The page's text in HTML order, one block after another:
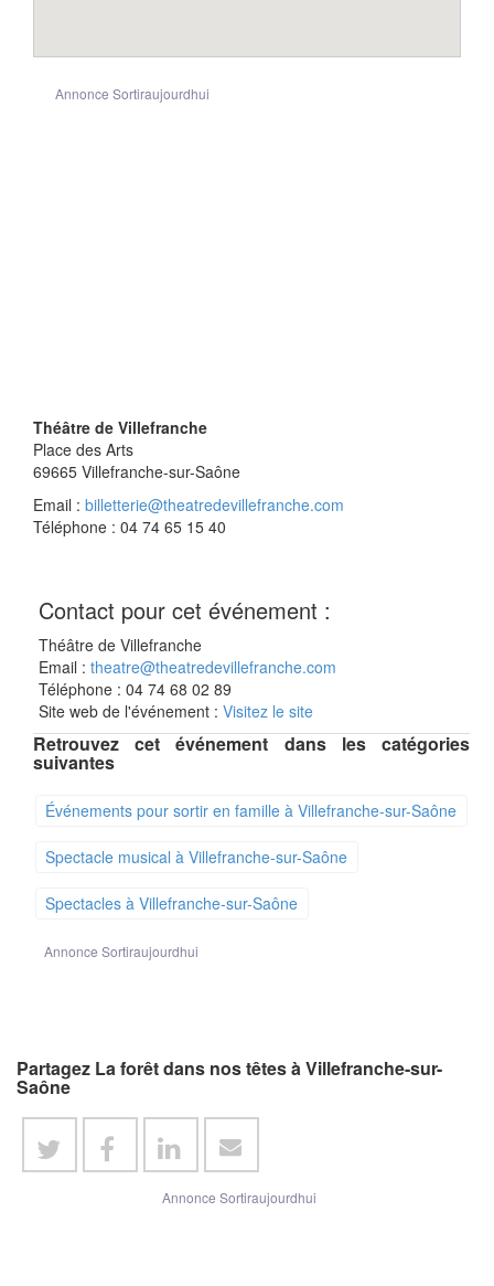
Annonce Sortiraujourdhui
Théâtre de Villefranche
Place des Arts
69665 Villefranche-sur-Saône
Email : billetterie@theatredevillefranche.com
Téléphone : 04 74 65 15 40
Contact pour cet événement :
Théâtre de Villefranche
Email : theatre@theatredevillefranche.com
Téléphone : 04 74 68 02 89
Site web de l'événement : Visitez le site
Retrouvez cet événement dans les catégories
suivantes
Événements pour sortir en famille à Villefranche-sur-Saône
Spectacle musical à Villefranche-sur-Saône
Spectacles à Villefranche-sur-Saône
Annonce Sortiraujourdhui
Partagez La forêt dans nos têtes à Villefranche-sur-
Saône
Annonce Sortiraujourdhui